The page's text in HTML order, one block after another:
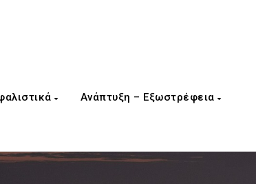
Ανάπτυξη – Εξωστρέφεια